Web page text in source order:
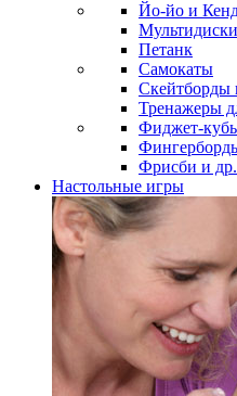
Йо-йо и
Петанк
Самокаты
Скейтборды
Тренажеры
Фиджет-
Фрисби и
Настольные игры